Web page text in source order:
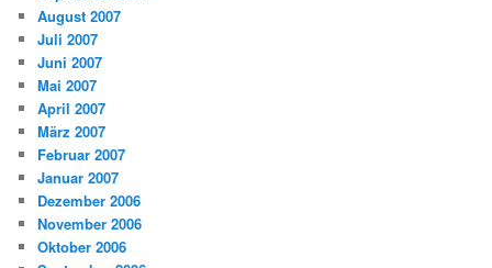
August 2007
Juli 2007
Juni 2007
Mai 2007
April 2007
März 2007
Februar 2007
Januar 2007
Dezember 2006
November 2006
Oktober 2006